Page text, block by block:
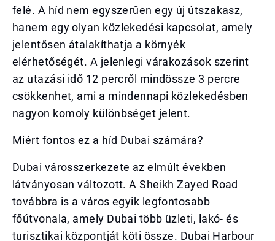
felé. A híd nem egyszerűen egy új útszakasz,
hanem egy olyan közlekedési kapcsolat, amely
jelentősen átalakíthatja a környék
elérhetőségét. A jelenlegi várakozások szerint
az utazási idő 12 percről mindössze 3 percre
csökkenhet, ami a mindennapi közlekedésben
nagyon komoly különbséget jelent.
Miért fontos ez a híd Dubai számára?
Dubai városszerkezete az elmúlt években
látványosan változott. A Sheikh Zayed Road
továbbra is a város egyik legfontosabb
főútvonala, amely Dubai több üzleti, lakó- és
turisztikai központját köti össze. Dubai Harbour